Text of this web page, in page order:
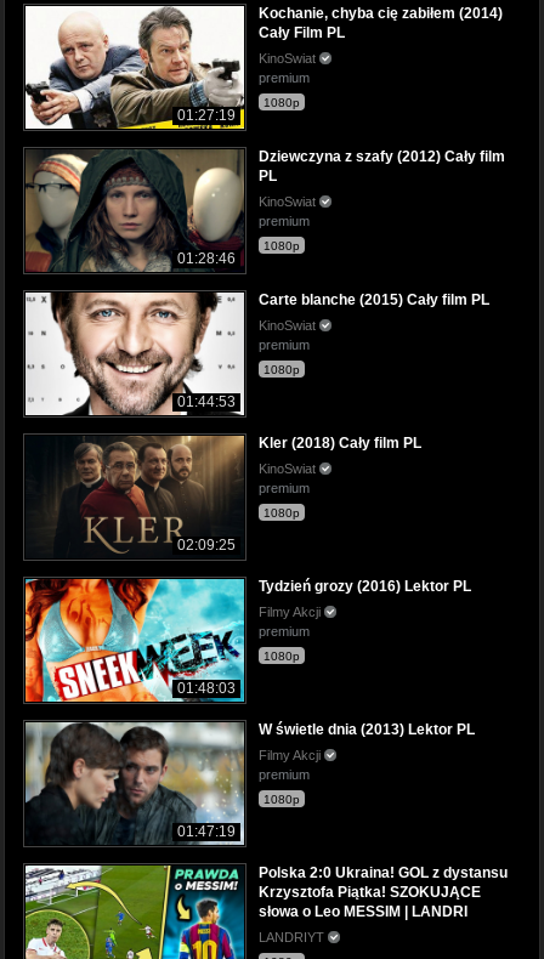
01:27:19
Kochanie, chyba cię zabiłem (2014)
Cały Film PL
KinoSwiat
premium
1080p
01:28:46
Dziewczyna z szafy (2012) Cały film
PL
KinoSwiat
premium
1080p
01:44:53
Carte blanche (2015) Cały film PL
KinoSwiat
premium
1080p
02:09:25
Kler (2018) Cały film PL
KinoSwiat
premium
1080p
01:48:03
Tydzień grozy (2016) Lektor PL
Filmy Akcji
premium
1080p
01:47:19
W świetle dnia (2013) Lektor PL
Filmy Akcji
premium
1080p
Polska 2:0 Ukraina! GOL z dystansu
Krzysztofa Piątka! SZOKUJĄCE
słowa o Leo MESSIM | LANDRI
LANDRIYT